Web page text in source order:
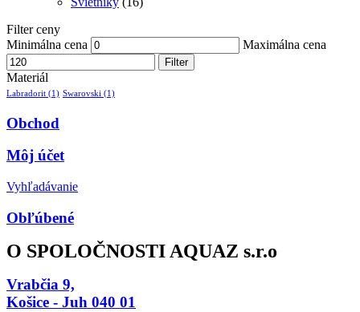
Filter ceny
Minimálna cena
Maximálna cena
Filter
Materiál
Labradorit (1) Swarovski (1)
Obchod
Môj účet
Vyhľadávanie
Obľúbené
O SPOLOČNOSTI AQUAZ s.r.o
Vrabčia 9,
Košice - Juh 040 01